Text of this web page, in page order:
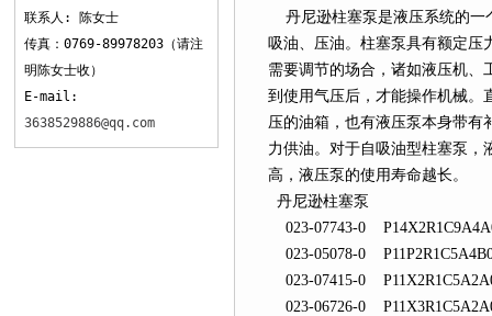
联系人: 陈女士
传真：0769-89978203（请注
明陈女士收）
E-mail:
3638529886@qq.com
丹尼逊柱塞泵是液压系统的一个
吸油、压油。柱塞泵具有额定压
需要调节的场合，诸如液压机
到使用气压后，才能操作机械
压的油箱，也有液压泵本身带有
力供油。对于自吸油型柱塞泵
高，液压泵的使用寿命越长。
丹尼逊柱塞泵
023-07743-0
023-05078-0
023-07415-0
023-06726-0